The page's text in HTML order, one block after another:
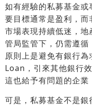
如有經驗的私募基金
要目標通常是盈利，
市場表現持續低迷，
管局監管下，仍需遵循
原則上是避免有銀行
Loan，引來其他銀行
這也給予有問題的企業
可是，私募基金不是